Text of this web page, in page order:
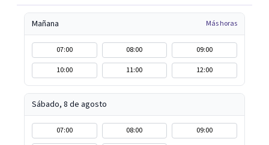
Mañana Más horas
07:00 08:00
09:00
10:00
11:00 12:00
Sábado, 8 de agosto
07:00 08:00
09:00